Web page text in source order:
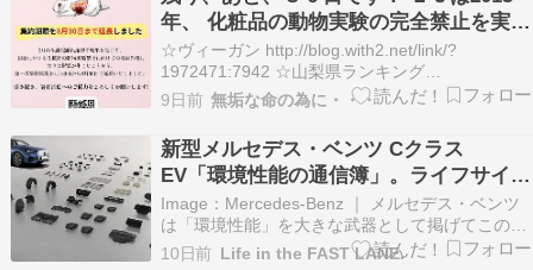
年、 化粧品の動物実験の完全禁止を実現
しました。
☆ヴィーガン http://blog.with2.net/link/?
1972471:7942 ☆山梨県ランキング
http://blogrank.toremaga.com/ とれまが Air
Ranking 動物ペットランキング https://animals-
peace.n…
9日前 無垢な命の為に・・・
新型メルセデス・ベンツ Cクラス
EV「環境性能の通信簿」。ライフサイク
ル全体で先代に比べCO2を2/3削減、リサ
イクル素材の使用にヴィーガン認証も
Image：Mercedes-Benz ｜ メルセデス・ベンツ
は「環境性能」を大きな武器として掲げてこの荒
波を乗り切る ｜ 最新のメルセデス・ベンツは
10日前 Life in the FAST LANE.